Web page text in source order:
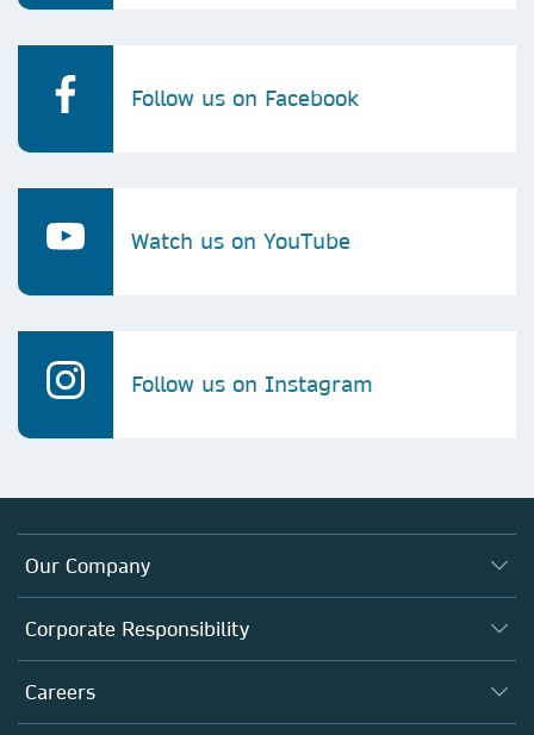
Follow us on Facebook
Watch us on YouTube
Follow us on Instagram
Our Company
About us
Executive team
Our Communities
Corporate Responsibility
Taking Responsibility
Inclusion
Careers